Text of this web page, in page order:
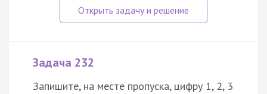
Задача 232
Запишите, на месте пропуска, цифру 1, 2, 3